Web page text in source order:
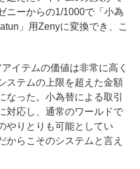
ニーからの1/1000で「小為
」用Zenyに変換でき、こ
イテムの価値は非常に高く
ステムの上限を超えた金額
なった。小為替による取引
対応し、通常のワールドで
やりとりも可能としてい
からこそのシステムと言え